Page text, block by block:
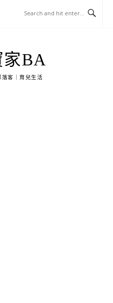
家BA
落客｜育兒生活